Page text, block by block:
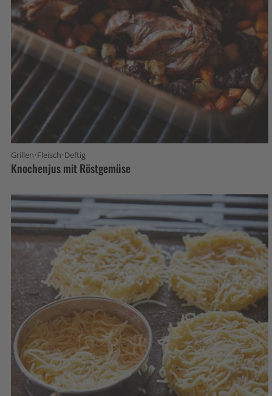
Grillen·Fleisch·Deftig
Knochenjus mit Röstgemüse